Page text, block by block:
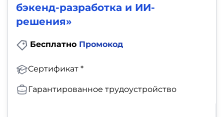
бэкенд-разработка и ИИ-
решения»
Бесплатно Промокод
Сертификат *
Гарантированное трудоустройство